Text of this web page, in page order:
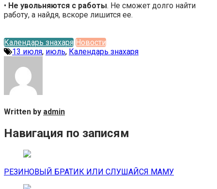
• Не увольняются с работы. Не сможет долго найти
работу, а найдя, вскоре лишится ее.
Календарь знахаря Новости
13 июля, июль, Календарь знахаря
Written by admin
Навигация по записям
РЕЗИНОВЫЙ БРАТИК ИЛИ СЛУШАЙСЯ МАМУ